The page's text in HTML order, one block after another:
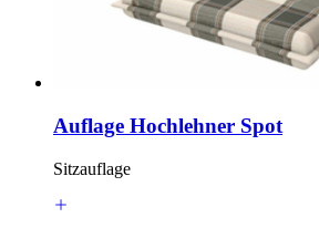
Auflage Hochlehner Spot
Sitzauflage